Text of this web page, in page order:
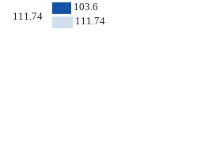
111.74
103.6
111.74